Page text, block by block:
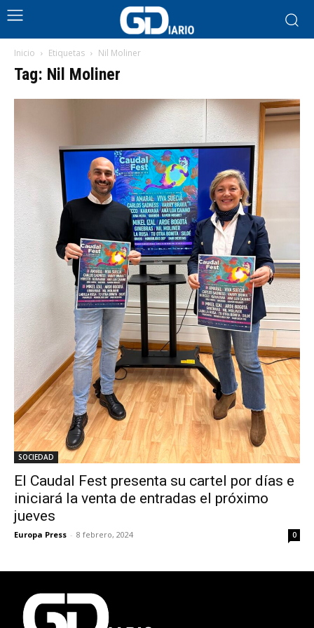
Inicio Etiquetas Nil Moliner
Tag: Nil Moliner
SOCIEDAD
El Caudal Fest presenta su cartel por días e
iniciará la venta de entradas el próximo
jueves
Europa Press - 8 febrero, 2024 0